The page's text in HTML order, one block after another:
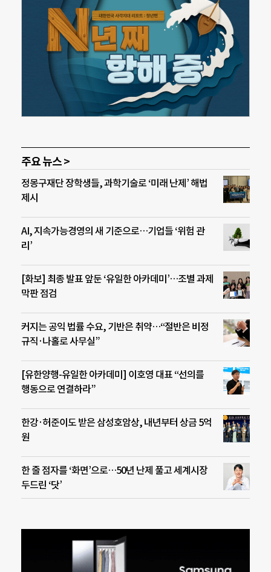
주요 뉴스 >
정몽구재단 장학생들, 과학기술로 ‘미래 난제’ 해법
제시
AI, 지속가능경영의 새 기준으로…기업들 ‘위험 관
리’
[화보] 최종 발표 앞둔 ‘유일한 아카데미’…조별 과제
막판 점검
커지는 공익 법률 수요, 기반은 취약…“절반은 비정
규직·나홀로 사무실”
[유한양행-유일한 아카데미] 이호영 대표 “선의를
행동으로 연결하라”
한강·허준이도 받은 삼성호암상, 내년부터 상금 5억
원
한 줄 점자를 ‘화면’으로…50년 난제 풀고 세계시장
두드린 ‘닷’